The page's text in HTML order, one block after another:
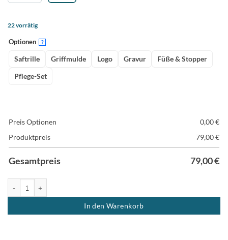
22 vorrätig
Optionen ?
Saftrille Griffmulde Logo Gravur
Füße & Stopper
Pflege-Set
Preis Optionen 0,00€
Produktpreis
79,00€
Gesamtpreis 79,00€
In den Warenkorb